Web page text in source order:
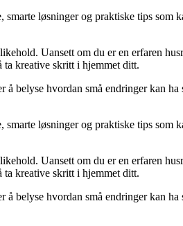
løsninger og praktiske tips som
Uansett om du er en erfaren
ta kreative skritt i hjemmet ditt.
belyse hvordan små endringer kan
løsninger og praktiske tips som
Uansett om du er en erfaren
ta kreative skritt i hjemmet ditt.
belyse hvordan små endringer kan